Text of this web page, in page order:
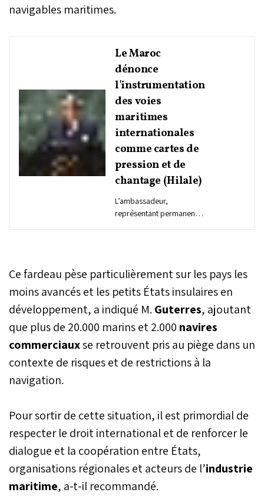
navigables maritimes.
Le Maroc
dénonce
l'instrumentation
des voies
maritimes
internationales
comme cartes de
pression et de
chantage (Hilale)
L’ambassadeur,
représentant permanent
que le Maroc dénonce
l’instrumentation des
maritimes comme cartes
de pression et de
Ce fardeau pèse particulièrement sur les pays les
moins avancés et les petits États insulaires en
développement, a indiqué M. Guterres, ajoutant
que plus de 20.000 marins et 2.000 navires
commerciauxse retrouvent pris au piège dans un
contexte de risques et de restrictions à la
navigation.
Pour sortir de cette situation, il est primordial de
respecter le droit international et de renforcer le
dialogue et la coopération entre États,
organisations régionales et acteurs de l’industrie
maritime, a-t-il recommandé.